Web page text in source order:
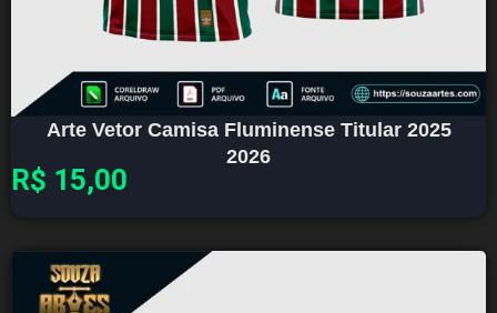
Arte Vetor Camisa Fluminense Titular 2025
2026
R$ 15,00